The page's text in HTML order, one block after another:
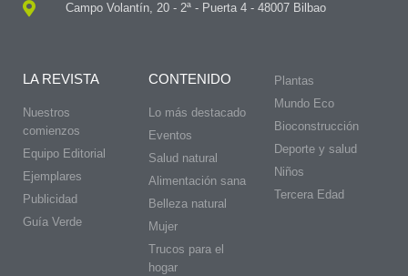
Campo Volantín, 20 - 2ª - Puerta 4 - 48007 Bilbao
LA REVISTA
Nuestros
comienzos
Equipo Editorial
Ejemplares
Publicidad
Guía Verde
CONTENIDO
Lo más destacado
Eventos
Salud natural
Alimentación sana
Belleza natural
Mujer
Trucos para el
hogar
Plantas
Mundo Eco
Bioconstrucción
Deporte y salud
Niños
Tercera Edad